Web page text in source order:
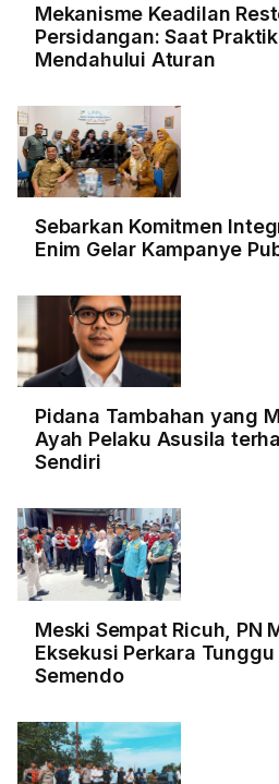
Mekanisme Keadilan
Persidangan: Saat
Mendahului Aturan
Sebarkan Komitmen
Enim Gelar Kampanye
Pidana Tambahan yang
Ayah Pelaku Asusila
Sendiri
Meski Sempat Ricuh, PN
Eksekusi Perkara
Semendo